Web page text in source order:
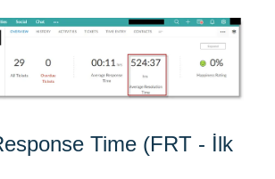
Time (FRT - İlk